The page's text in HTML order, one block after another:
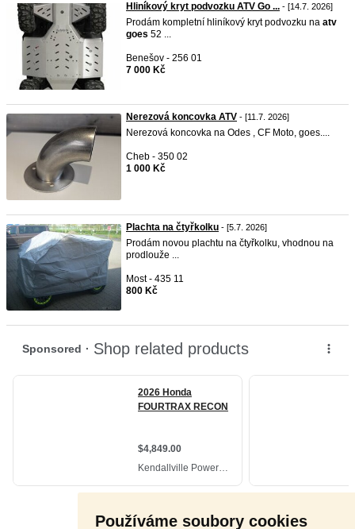
Používáme soubory cookies
Hliníkový kryt podvozku ATV Go ... - [14.7. 2026]
Prodám kompletní hliníkový kryt podvozku na atv
goes 52 ...
Benešov - 256 01
7 000 Kč
Nerezová koncovka ATV - [11.7. 2026]
Nerezová koncovka na Odes , CF Moto, goes....
Cheb - 350 02
1 000 Kč
Plachta na čtyřkolku - [5.7. 2026]
Prodám novou plachtu na čtyřkolku, vhodnou na
prodlouže ...
Most - 435 11
800 Kč